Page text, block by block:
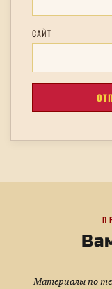
САЙТ
Материалы по